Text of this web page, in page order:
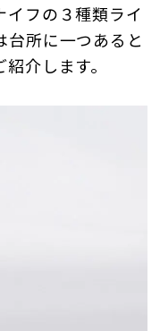
フの３種類ライ
台所に一つあると
介します。